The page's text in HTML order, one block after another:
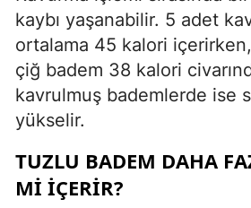
kaybı yaşanabilir. 5 adet
ortalama 45 kalori
çiğ badem 38 kalori
kavrulmuş bademlerde ise
yükselir.
TUZLU BADEM DAHA
MI İÇERIR?